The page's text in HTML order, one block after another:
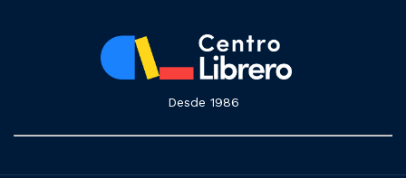
Desde 1986